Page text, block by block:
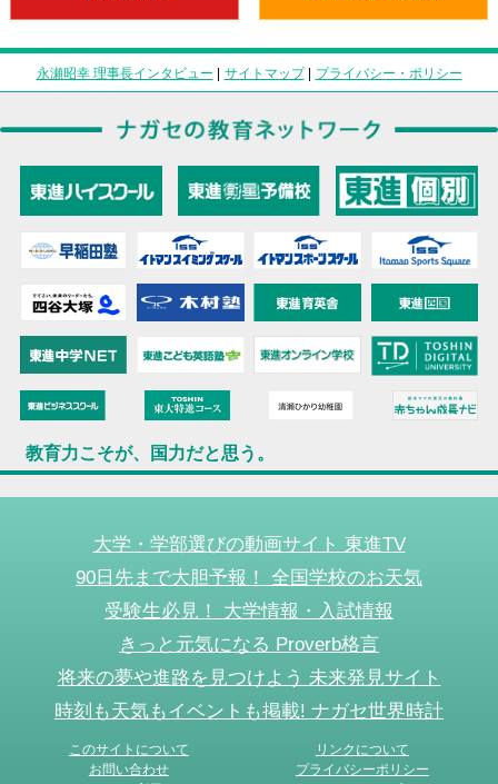
永瀬昭幸 理事長インタビュー | サイトマップ| プライバシー・ポリシー
教育力こそが、国力だと思う。
大学・学部選びの動画サイト 東進TV
90日先まで大胆予報！ 全国学校のお天気
受験生必見！ 大学情報・入試情報
きっと元気になる Proverb格言
将来の夢や進路を見つけよう 未来発見サイト
時刻も天気もイベントも掲載! ナガセ世界時計
このサイトについて
リンクについて
お問い合わせ
プライバシーポリシー